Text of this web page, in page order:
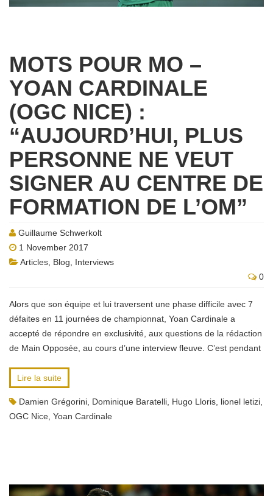
MOTS POUR MO –
YOAN CARDINALE
(OGC NICE) :
“AUJOURD’HUI, PLUS
PERSONNE NE VEUT
SIGNER AU CENTRE DE
FORMATION DE L’OM”
Guillaume Schwerkolt
1 November 2017
Articles Blog
Interviews
0
Alors que son équipe et lui traversent une phase difficile avec 7
défaites en 11 journées de championnat, Yoan Cardinale a
accepté de répondre en exclusivité, aux questions de la rédaction
de Main Opposée, au cours d’une interview fleuve. C’est pendant
Lire la suite
Damien Grégorini Dominique Baratelli Hugo Lloris lionel letizi
OGC Nice Yoan Cardinale